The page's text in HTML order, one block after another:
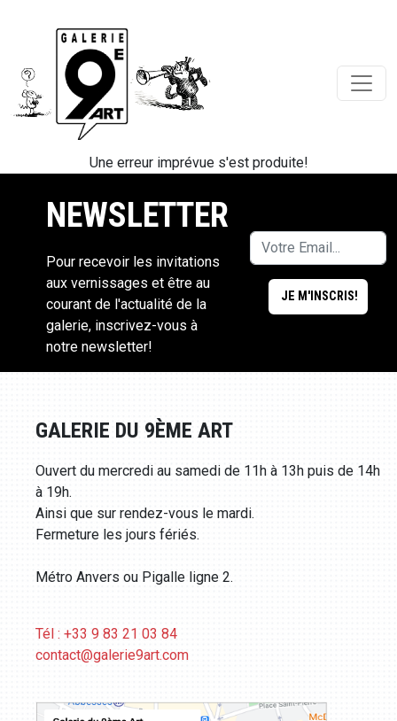
Une erreur imprévue s'est produite!
NEWSLETTER
Pour recevoir les invitations
aux vernissages et être au
courant de l'actualité de la
galerie, inscrivez-vous à
notre newsletter!
GALERIE DU 9ÈME ART
Ouvert du mercredi au samedi de 11h à 13h puis de 14h
à 19h.
Ainsi que sur rendez-vous le mardi.
Fermeture les jours fériés.
Métro Anvers ou Pigalle ligne 2.
Tél : +33 9 83 21 03 84
contact@galerie9art.com